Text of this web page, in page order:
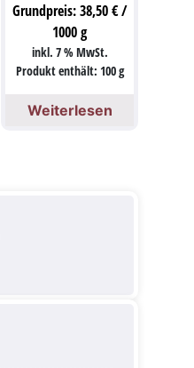
Grundpreis:38,50€/
1000g
inkl. 7 % MwSt.
Produkt enthält: 100g
Weiterlesen